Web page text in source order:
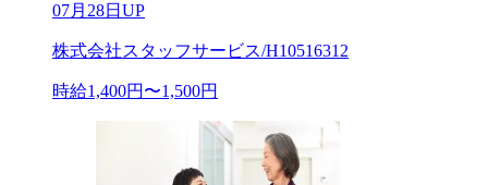
07月28日UP
株式会社スタッフサービス/H10516312
時給1,400円〜1,500円